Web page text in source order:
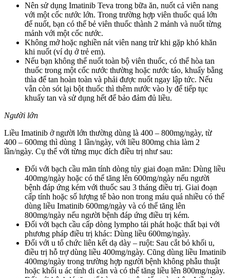
Nên sử dụng Imatinib Teva trong bữa ăn, nuốt cả viên nang
với một cốc nước lớn. Trong trường hợp viên thuốc quá lớn
để nuốt, bạn có thể bẻ viên thuốc thành 2 mảnh và nuốt từng
mảnh với một cốc nước.
Không mở hoặc nghiền nát viên nang trừ khi gặp khó khăn
khi nuốt (ví dụ ở trẻ em).
Nếu bạn không thể nuốt toàn bộ viên thuốc, có thể hòa tan
thuốc trong một cốc nước thường hoặc nước táo, khuấy bằng
thìa để tan hoàn toàn và phải được nuốt ngay lập tức. Nếu
vẫn còn sót lại bột thuốc thì thêm nước vào ly để tiếp tục
khuấy tan và sử dụng hết để bảo đảm đủ liều.
Người lớn
Liều Imatinib ở người lớn thường dùng là 400 – 800mg/ngày, từ
400 – 600mg thì dùng 1 lần/ngày, với liều 800mg chia làm 2
lần/ngày. Cụ thể với từng mục đích điều trị như sau:
Đối với bạch cầu mãn tính dòng tủy giai đoạn mãn: Dùng liều
400mg/ngày hoặc có thể tăng lên 600mg/ngày nếu người
bệnh đáp ứng kém với thuốc sau 3 tháng điều trị. Giai đoạn
cấp tính hoặc số lượng tế bào non trong máu quá nhiều có thể
dùng liều Imatinib 600mg/ngày và có thể tăng lên
800mg/ngày nếu người bệnh đáp ứng điều trị kém.
Đối với bạch cầu cấp dòng lympho tái phát hoặc thất bại với
phương pháp điều trị khác: Dùng liều 600mg/ngày.
Đối với u tổ chức liên kết dạ dày – ruột: Sau cắt bỏ khối u,
điều trị hỗ trợ dùng liều 400mg/ngày. Cũng dùng liều Imatinib
400mg/ngày trong trường hợp người bệnh không phẫu thuật
hoặc khối u ác tính di căn và có thể tăng liều lên 800mg/ngày.